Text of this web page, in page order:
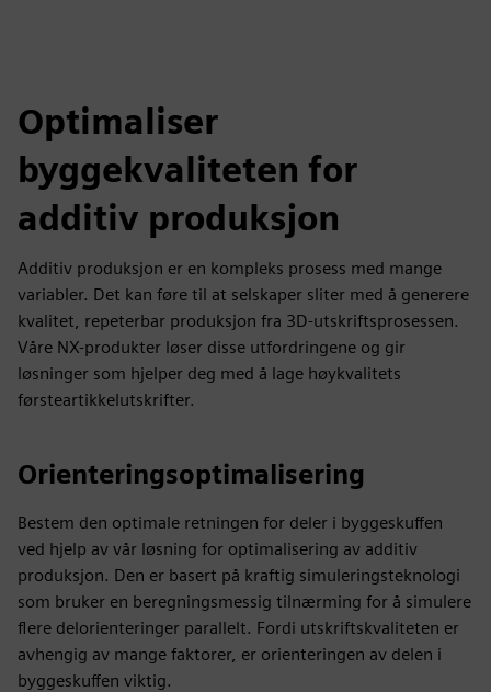
Optimaliser
byggekvaliteten for
additiv produksjon
Additiv produksjon er en kompleks prosess med mange
variabler. Det kan føre til at selskaper sliter med å generere
kvalitet, repeterbar produksjon fra 3D-utskriftsprosessen.
Våre NX-produkter løser disse utfordringene og gir
løsninger som hjelper deg med å lage høykvalitets
førsteartikkelutskrifter.
Orienteringsoptimalisering
Bestem den optimale retningen for deler i byggeskuffen
ved hjelp av vår løsning for optimalisering av additiv
produksjon. Den er basert på kraftig simuleringsteknologi
som bruker en beregningsmessig tilnærming for å simulere
flere delorienteringer parallelt. Fordi utskriftskvaliteten er
avhengig av mange faktorer, er orienteringen av delen i
byggeskuffen viktig.